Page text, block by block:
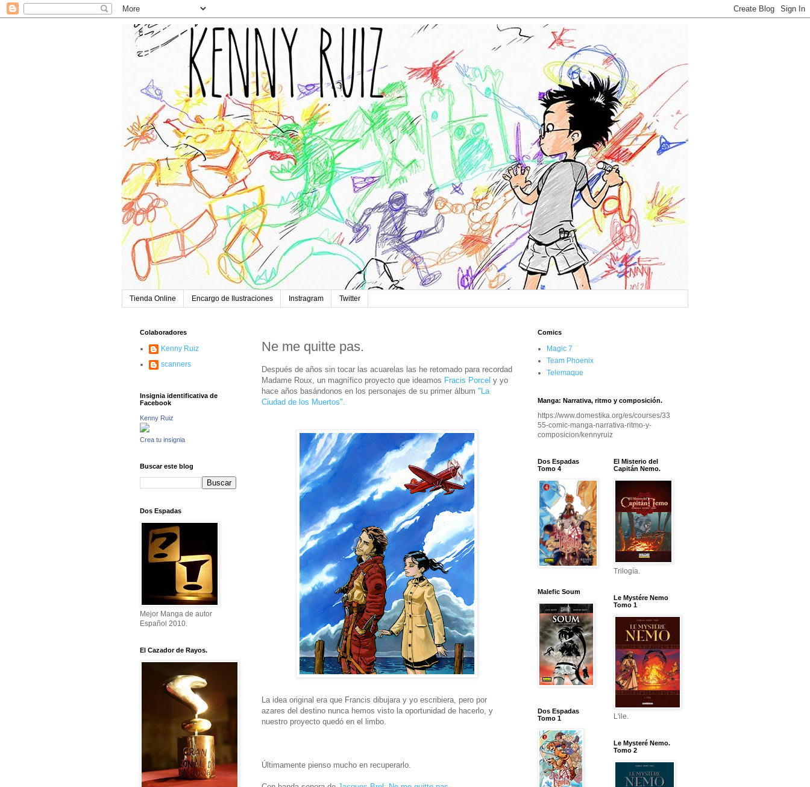
Tienda Online Encargo de Ilustraciones Instragram Twitter
Ne me quitte pas.
Después de años sin tocar las acuarelas las he retomado para recordad
Madame Roux, un magnífico proyecto que ideamos Fracis Porcel y yo
hace años basándonos en los personajes de su primer álbum "La
Ciudad de los Muertos".
La idea original era que Francis dibujara y yo escribiera, pero por
azares del destino nunca hemos visto la oportunidad de hacerlo, y
nuestro proyecto quedó en el limbo.
Últimamente pienso mucho en recuperarlo.
Colaboradores
Kenny Ruiz
scanners
Insignia identificativa de
Facebook
Kenny Ruiz
Crea tu insignia
Buscar este blog
Dos Espadas
Mejor Manga de autor
Español 2010.
El Cazador de Rayos.
Comics
Magic 7
Team Phoenix
Telemaque
Manga: Narrativa, ritmo y composición.
https://www.domestika.org/es/courses/33
55-comic-manga-narrativa-ritmo-y-
composicion/kennyruiz
Dos Espadas
Tomo 4
Malefic Soum
Dos Espadas
Tomo 1
El Misterio del
Capitán Nemo.
Trilogía.
Le Mystére Nemo
Tomo 1
L'ile.
Le Mysteré Nemo.
Tomo 2